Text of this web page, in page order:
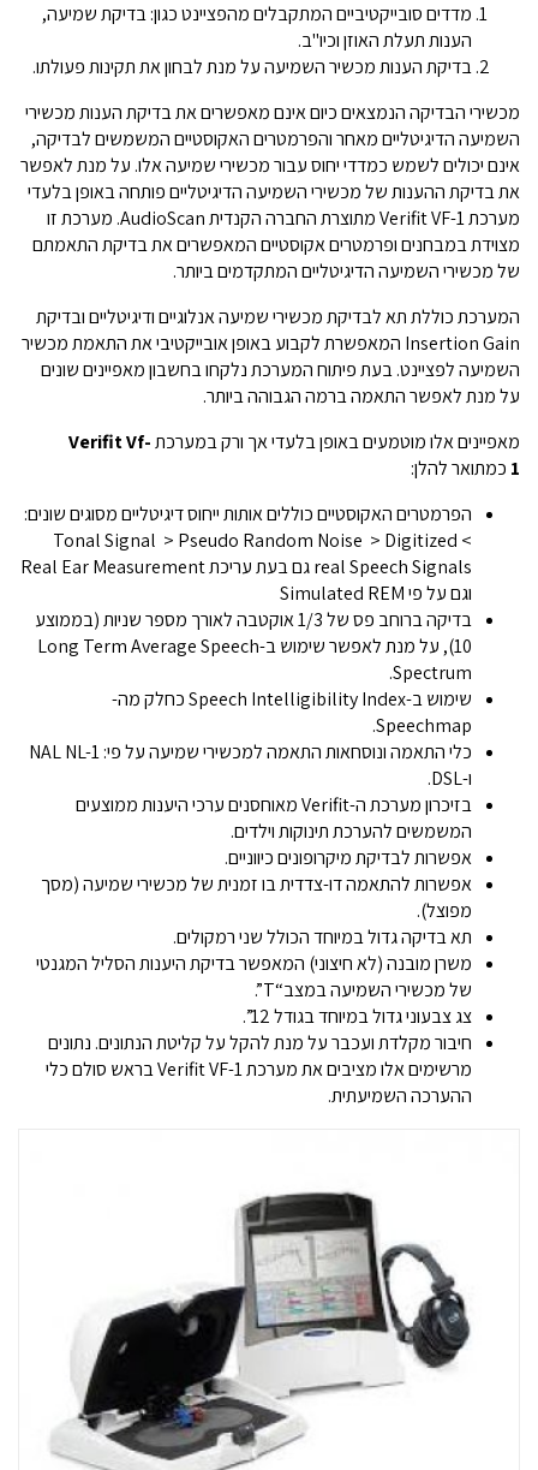
מדדים סובייקטיביים המתקבלים מהפציינט כגון: בדיקת שמיעה,
הענות תעלת האוזן וכיו"ב.
בדיקת הענות מכשיר השמיעה על מנת לבחון את תקינות פעולתו.
מכשירי הבדיקה הנמצאים כיום אינם מאפשרים את בדיקת הענות מכשירי
השמיעה הדיגיטליים מאחר והפרמטרים האקוסטיים המשמשים לבדיקה,
אינם יכולים לשמש כמדדי יחוס עבור מכשירי שמיעה אלו. על מנת לאפשר
את בדיקת ההענות של מכשירי השמיעה הדיגיטליים פותחה באופן בלעדי
מערכת Verifit VF-1 מתוצרת החברה הקנדית AudioScan. מערכת זו
מצוידת במבחנים ופרמטרים אקוסטיים המאפשרים את בדיקת התאמתם
של מכשירי השמיעה הדיגיטליים המתקדמים ביותר.
המערכת כוללת תא לבדיקת מכשירי שמיעה אנלוגיים ודיגיטליים ובדיקת
Insertion Gain המאפשרת לקבוע באופן אובייקטיבי את התאמת מכשיר
השמיעה לפציינט. בעת פיתוח המערכת נלקחו בחשבון מאפיינים שונים
על מנת לאפשר התאמה ברמה הגבוהה ביותר.
מאפיינים אלו מוטמעים באופן בלעדי אך ורק במערכתVerifit Vf-
1 כמתואר להלן:
הפרמטרים האקוסטיים כוללים אותות ייחוס דיגיטליים מסוגים שונים:
> Tonal Signal > Pseudo Random Noise > Digitized
real Speech Signals גם בעת עריכת Real Ear Measurement
וגם על פי Simulated REM
בדיקה ברוחב פס של 1/3 אוקטבה לאורך מספר שניות (בממוצע
10), על מנת לאפשר שימוש ב-Long Term Average Speech
Spectrum.
שימוש ב-Speech Intelligibility Index כחלק מה-
Speechmap.
כלי התאמה ונוסחאות התאמה למכשירי שמיעה על פי: NAL NL-1
ו-DSL.
בזיכרון מערכת ה-Verifit מאוחסנים ערכי היענות ממוצעים
המשמשים להערכת תינוקות וילדים.
אפשרות לבדיקת מיקרופונים כיווניים.
אפשרות להתאמה דו-צדדית בו זמנית של מכשירי שמיעה (מסך
מפוצל).
תא בדיקה גדול במיוחד הכולל שני רמקולים.
משרן מובנה (לא חיצוני) המאפשר בדיקת היענות הסליל המגנטי
של מכשירי השמיעה במצב“T”.
צג צבעוני גדול במיוחד בגודל 12”.
חיבור מקלדת ועכבר על מנת להקל על קליטת הנתונים. נתונים
מרשימים אלו מציבים את מערכת Verifit VF-1 בראש סולם כלי
ההערכה השמיעתית.